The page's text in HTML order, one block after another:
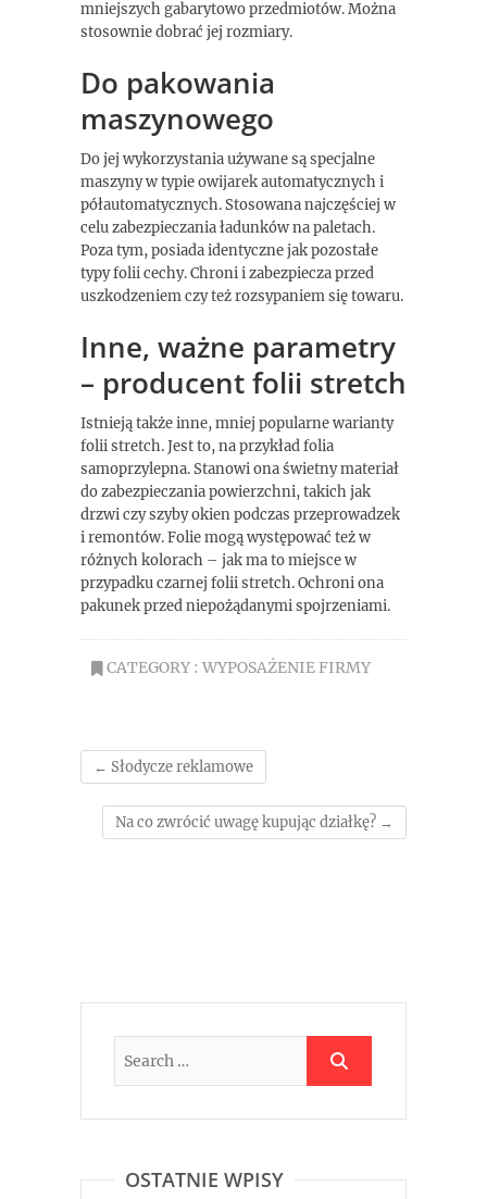
mniejszych gabarytowo przedmiotów. Można
stosownie dobrać jej rozmiary.
Do pakowania
maszynowego
Do jej wykorzystania używane są specjalne
maszyny w typie owijarek automatycznych i
półautomatycznych. Stosowana najczęściej w
celu zabezpieczania ładunków na paletach.
Poza tym, posiada identyczne jak pozostałe
typy folii cechy. Chroni i zabezpiecza przed
uszkodzeniem czy też rozsypaniem się towaru.
Inne, ważne parametry
– producent folii stretch
Istnieją także inne, mniej popularne warianty
folii stretch. Jest to, na przykład folia
samoprzylepna. Stanowi ona świetny materiał
do zabezpieczania powierzchni, takich jak
drzwi czy szyby okien podczas przeprowadzek
i remontów. Folie mogą występować też w
różnych kolorach – jak ma to miejsce w
przypadku czarnej folii stretch. Ochroni ona
pakunek przed niepożądanymi spojrzeniami.
CATEGORY : WYPOSAŻENIE FIRMY
← Słodycze reklamowe
Na co zwrócić uwagę kupując działkę? →
OSTATNIE WPISY